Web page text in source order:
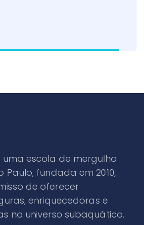
escola de mergulho
Paulo, fundada em 2010,
de oferecer
enriquecedoras e
no universo subaquático.